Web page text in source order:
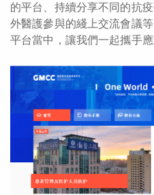
的平台、持續分享不同的抗
外醫護參與的綫上交流會議
平台當中，讓我們一起攜手應